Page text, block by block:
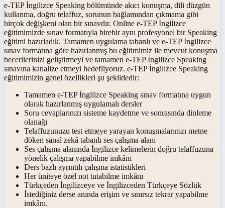
e-TEP İngilizce Speaking bölümünde akıcı konuşma, dili düzgün
kullanma, doğru telaffuz, sorunun bağlamından çıkmama gibi
birçok değişkeni olan bir sınavdır. Online e-TEP İngilizce
eğitimimizde sınav formatıyla birebir aynı profesyonel bir Speaking
eğitimi hazırladık. Tamamen uygulama tabanlı ve e-TEP İngilizce
sınav formatına göre hazırlanmış bu eğitimimiz ile mevcut konuşma
becerilerinizi geliştirmeyi ve tamamen e-TEP İngilizce Speaking
sınavına kanalize etmeyi hedefliyoruz. e-TEP İngilizce Speaking
eğitimimizin genel özellikleri şu şekildedir:
Tamamen e-TEP İngilizce Speaking sınav formatına uygun
olarak hazırlanmış uygulamalı dersler
Soru cevaplarınızı sisteme kaydetme ve sonrasında dinleme
olanağı
Telaffuzunuzu test etmeye yarayan konuşmalarınızı metne
döken sanal zekâ tabanlı ses çalışma alanı
Ses çalışma alanında İngilizce kelimelerin doğru telaffuzuna
yönelik çalışma yapabilme imkânı
Ders bazlı ayrıntılı çalışma istatistikleri
Her üniteye özel not tutabilme imkânı
Türkçeden İngilizceye ve İngilizceden Türkçeye Sözlük
İstediğiniz derse anında erişim ve sınırsız tekrar yapabilme
imkânı.